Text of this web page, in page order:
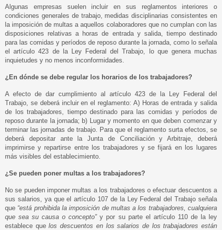
Algunas empresas suelen incluir en sus reglamentos interiores o
condiciones generales de trabajo, medidas disciplinarias consistentes en
la imposición de multas a aquellos colaboradores que no cumplan con las
disposiciones relativas a horas de entrada y salida, tiempo destinado
para las comidas y períodos de reposo durante la jornada, como lo señala
el artículo 423 de la Ley Federal del Trabajo, lo que genera muchas
inquietudes y no menos inconformidades.
¿En dónde se debe regular los horarios de los trabajadores?
A efecto de dar cumplimiento al artículo 423 de la Ley Federal del
Trabajo, se deberá incluir en el reglamento: A) Horas de entrada y salida
de los trabajadores, tiempo destinado para las comidas y períodos de
reposo durante la jornada; b) Lugar y momento en que deben comenzar y
terminar las jornadas de trabajo. Para que el reglamento surta efectos, se
deberá depositar ante la Junta de Conciliación y Arbitraje, deberá
imprimirse y repartirse entre los trabajadores y se fijará en los lugares
más visibles del establecimiento.
¿Se pueden poner multas a los trabajadores?
No se pueden imponer multas a los trabajadores o efectuar descuentos a
sus salarios, ya que el artículo 107 de la Ley Federal del Trabajo señala
que “está prohibida la imposición de multas a los trabajadores, cualquiera
que sea su causa o concepto”y por su parte el artículo 110 de la ley
establece quelos descuentos en los salarios de los trabajadores están